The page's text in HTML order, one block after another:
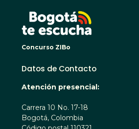
Concurso ZIBo
Datos de Contacto
Atención presencial:
Carrera 10 No. 17-18
Bogotá, Colombia